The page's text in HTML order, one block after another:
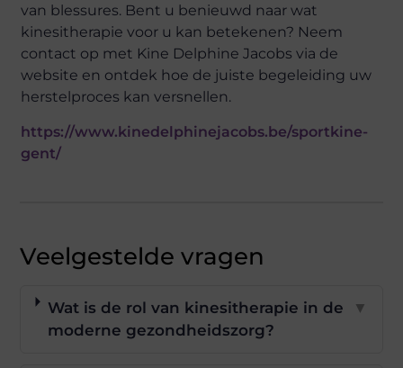
van blessures. Bent u benieuwd naar wat
kinesitherapie voor u kan betekenen? Neem
contact op met Kine Delphine Jacobs via de
website en ontdek hoe de juiste begeleiding uw
herstelproces kan versnellen.
https://www.kinedelphinejacobs.be/sportkine-
gent/
Veelgestelde vragen
Wat is de rol van kinesitherapie in de
moderne gezondheidszorg?
▼